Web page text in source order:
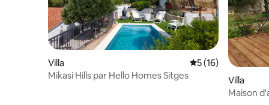
Villa Évaluation
5 (16)
Mikasi Hills par Hello Homes Sitges
Villa
Maison